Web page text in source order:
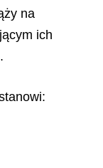
na
ich